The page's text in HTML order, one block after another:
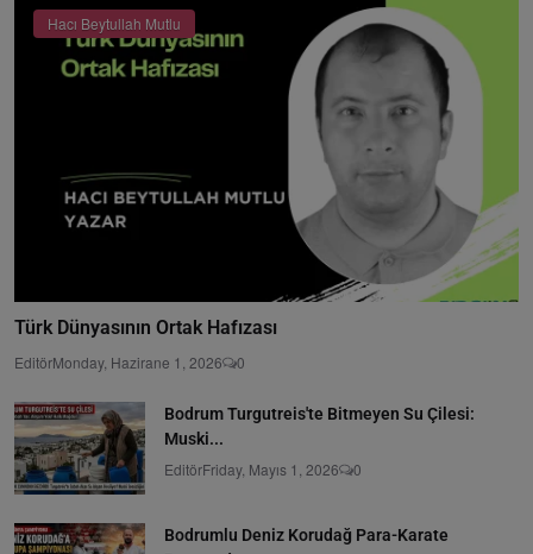
Hacı Beytullah Mutlu
Türk Dünyasının Ortak Hafızası
EditörMonday, Hazirane 1, 2026 0
Bodrum Turgutreis'te Bitmeyen Su Çilesi:
Muski...
EditörFriday, Mayıs 1, 2026 0
Bodrumlu Deniz Korudağ Para-Karate